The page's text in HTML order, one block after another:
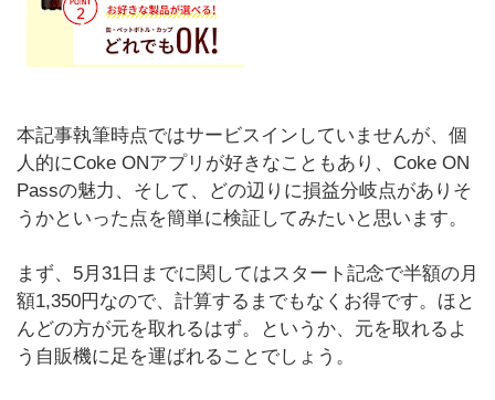
本記事執筆時点ではサービスインしていませんが、個
人的にCoke ONアプリが好きなこともあり、Coke ON
Passの魅力、そして、どの辺りに損益分岐点がありそ
うかといった点を簡単に検証してみたいと思います。
まず、5月31日までに関してはスタート記念で半額の月
額1,350円なので、計算するまでもなくお得です。ほと
んどの方が元を取れるはず。というか、元を取れるよ
う自販機に足を運ばれることでしょう。